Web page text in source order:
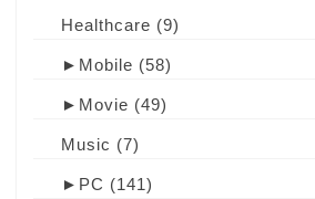
Healthcare (9)
► Mobile (58)
► Movie (49)
Music (7)
► PC (141)